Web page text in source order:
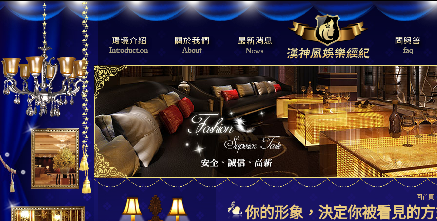
回首頁
你的形象，決定你被看見的